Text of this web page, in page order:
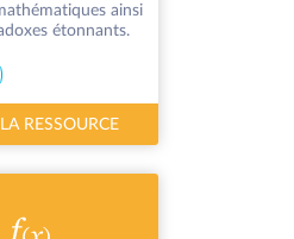
ainsi
étonnants.
RESSOURCE